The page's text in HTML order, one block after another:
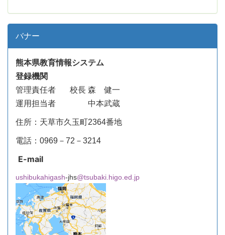
バナー
熊本県教育情報システム
登録機関
管理責任者 校長 森 健一
運用担当者 中本武蔵
住所：天草市久玉町2364番地
電話：0969－72－3214
E-mail
ushibukahigash-jhs@tsubaki.higo.ed.jp